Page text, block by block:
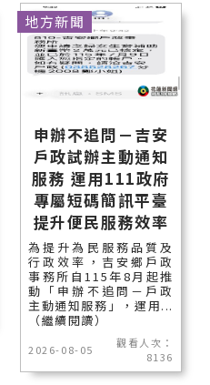
申辦不追問－吉安
戶政試辦主動通知
服務 運用111政府
專屬短碼簡訊平臺
提升便民服務效率
為提升為民服務品質及
行政效率，吉安鄉戶政
事務所自115年8月起推
動「申辦不追問－戶政
主動通知服務」，運用...
（繼續閱讀）
2026-08-05
觀看人次：
8136
地方新聞